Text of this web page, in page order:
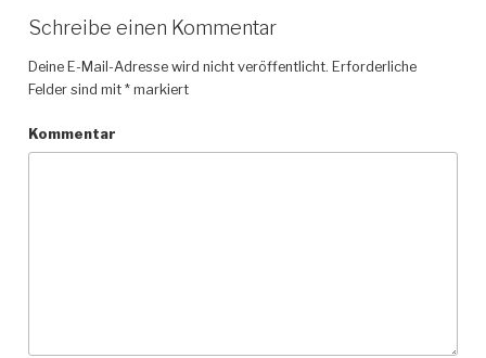
Schreibe einen Kommentar
Deine E-Mail-Adresse wird nicht veröffentlicht. Erforderliche
Felder sind mit *markiert
Kommentar